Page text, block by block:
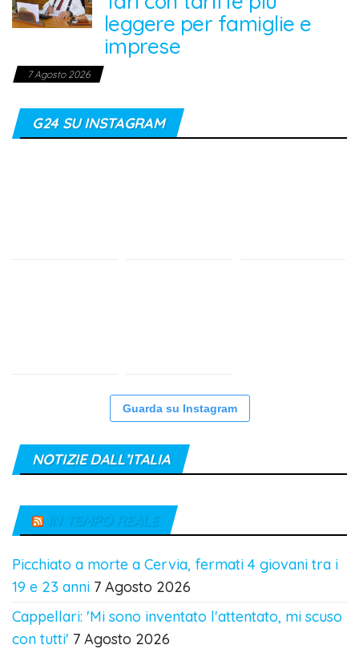
leggere per famiglie e
imprese
7 Agosto 2026
G24 SU INSTAGRAM
Guarda su Instagram
NOTIZIE DALL’ITALIA
IN TEMPO REALE
Picchiato a morte a Cervia, fermati 4 giovani tra i
19 e 23 anni 7 Agosto 2026
Cappellari: 'Mi sono inventato l'attentato, mi scuso
con tutti' 7 Agosto 2026